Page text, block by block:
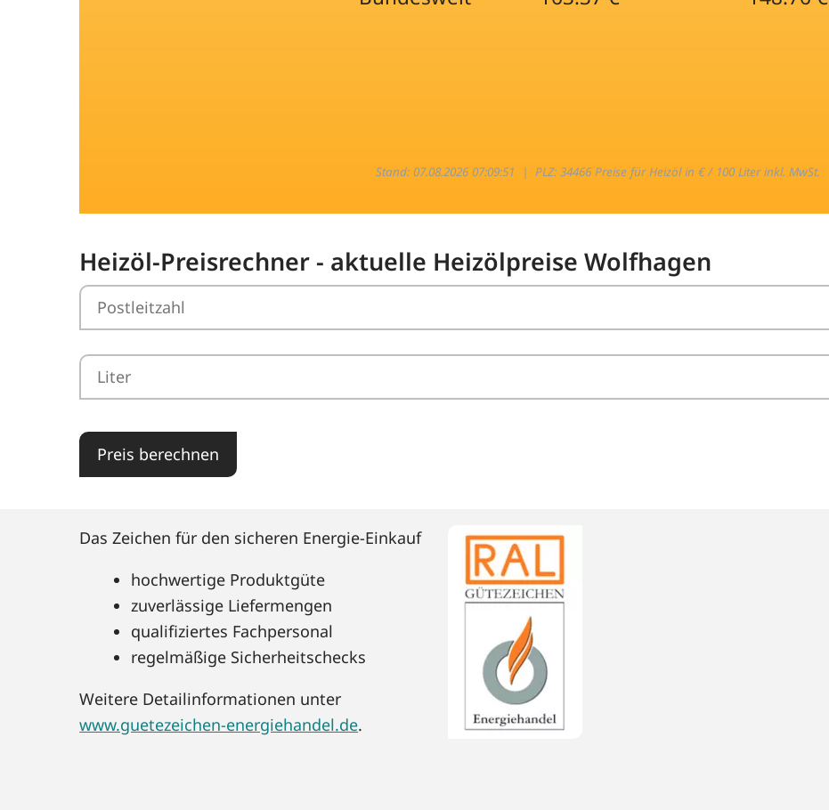
Stand: 07.08.2026 07:09:51 |PLZ: 34466 Preise für Heizöl in € / 100 Liter inkl. MwSt.
Heizöl-Preisrechner - aktuelle Heizölpreise Wolfhagen
Preis berechnen
Das Zeichen für den sicheren Energie-Einkauf
hochwertige Produktgüte
zuverlässige Liefermengen
qualifiziertes Fachpersonal
regelmäßige Sicherheitschecks
Weitere Detailinformationen unter
www.guetezeichen-energiehandel.de.